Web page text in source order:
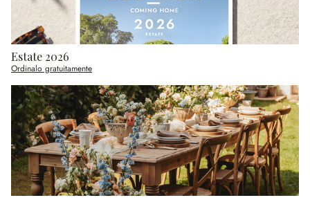
Estate 2026
Ordinalo gratuitamente